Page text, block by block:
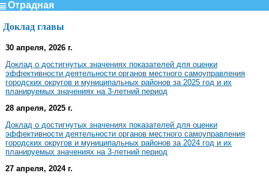
Отрадная
Доклад главы
30 апреля, 2026 г.
Доклад о достигнутых значениях показателей для оценки
эффективности деятельности органов местного самоуправления
городских округов и муниципальных районов за 2025 год и их
планируемых значениях на 3-летний период
28 апреля, 2025 г.
Доклад о достигнутых значениях показателей для оценки
эффективности деятельности органов местного самоуправления
городских округов и муниципальных районов за 2024 год и их
планируемых значениях на 3-летний период
27 апреля, 2024 г.